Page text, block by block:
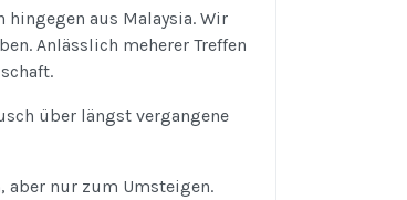
aus Malaysia. Wir
Anlässlich meherer Treffen
über längst vergangene
aber nur zum Umsteigen.